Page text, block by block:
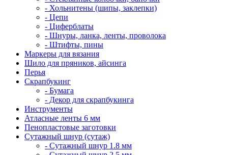
- Хольнитены (шипы, заклепки)
- Цепи
- Циферблаты
- Шнуры, ланка, ленты, проволока
- Штифты, пины
Маркеры для вязания
Шило для пряников, айсинга
Перья
Скрапбукинг
- Бумага
- Декор для скрапбукинга
Инструменты
Атласные ленты 6 мм
Пенопластовые заготовки
Сутажный шнур (сутаж)
- Сутажный шнур 1.8 мм